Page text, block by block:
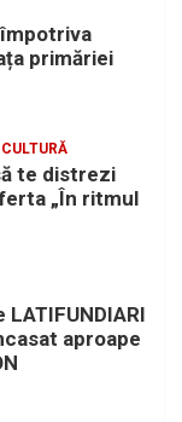
primăriei
CULTURĂ
te distrezi
„În ritmul
aproape